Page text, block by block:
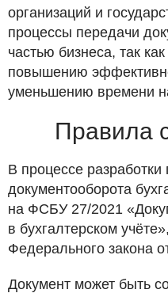
организаций и
процессы передачи
частью бизнеса, так
повышению
уменьшению времени
Правила
В процессе разработки
документооборота
на ФСБУ 27/2021
в бухгалтерском
Федерального закона
Документ может быть